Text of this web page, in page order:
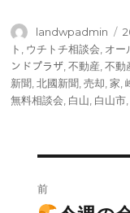
投
稿
者
landwpadmin
ト
ウチトチ相談会 オー
ンドプラザ ,不動産 ,不動
新聞 ,北國新聞 ,売却 ,家 ,
無料相談会 白山 白山市
稿
前